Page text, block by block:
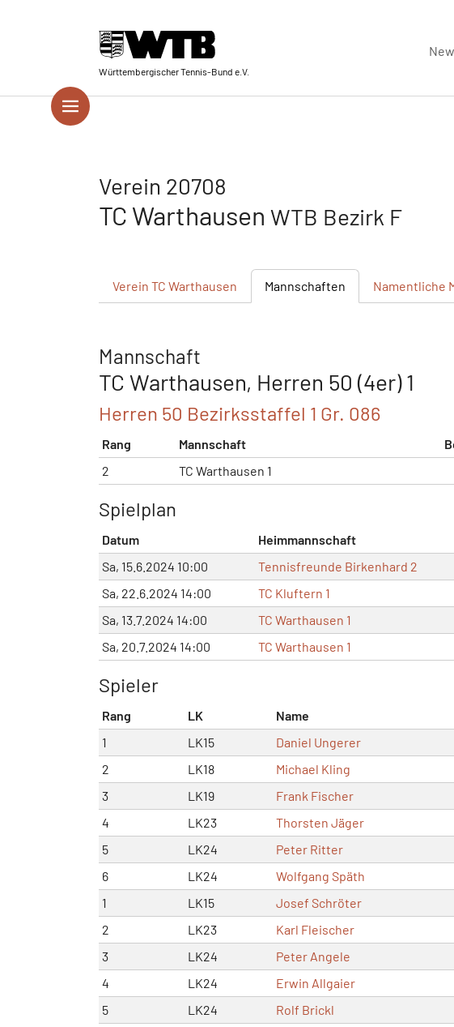
Württembergischer Tennis-Bund e.V.
Verein 20708
TC Warthausen WTB Bezirk F
Verein TC Warthausen Mannschaften Namentliche
Mannschaft
TC Warthausen, Herren 50 (4er) 1
Herren 50 Bezirksstaffel 1 Gr. 086
Rang Mannschaft
2
TC Warthausen 1
Spielplan
Datum Heimmannschaft
Sa, 15.6.2024 10:00
Tennisfreunde Birkenhard 2
Sa, 22.6.2024 14:00
TC Kluftern 1
Sa, 13.7.2024 14:00
TC Warthausen 1
Sa, 20.7.2024 14:00
TC Warthausen 1
Spieler
Rang LK Name
1
LK15 Daniel Ungerer
2
LK18 Michael Kling
3
LK19 Frank Fischer
4
LK23 Thorsten Jäger
5
LK24 Peter Ritter
6
LK24 Wolfgang Späth
1
LK15 Josef Schröter
2
LK23 Karl Fleischer
3
LK24 Peter Angele
4
LK24 Erwin Allgaier
5
LK24 Rolf Brickl